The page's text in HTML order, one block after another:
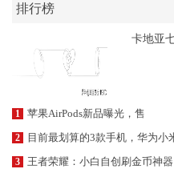
排行榜
卡地亚
1 苹果AirPods新品曝光，售
2 目前最划算的3款手机，华为小
3 王者荣耀：小白自创刷金币神器